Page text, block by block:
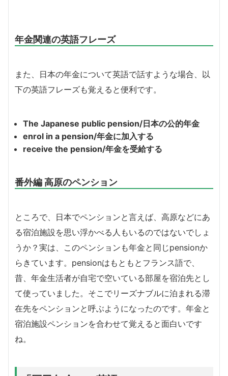
年金関連の英語フレーズ
また、日本の年金について英語で話すような場合、以
下の英語フレーズも覚えると便利です。
The Japanese public pension/日本の公的年金
enrol in a pension/年金に加入する
receive the pension/年金を受給する
番外編 高原のペンション
ところで、日本でペンションと言えば、高原などにあ
る宿泊施設を思い浮かべる人もいるのではないでしょ
うか？実は、このペンションも年金と同じpensionか
らきています。pensionはもともとフランス語で、
昔、年金生活者が自宅で空いている部屋を宿泊先とし
て使っていました。そこでリーズナブルに泊まれる滞
在先をペンションと呼ぶようになったのです。年金と
宿泊施設ペンションを合わせて覚えると面白いです
ね。